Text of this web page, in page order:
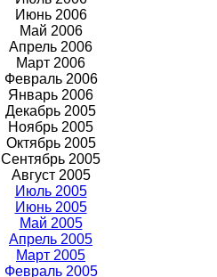
Июнь 2006
Май 2006
Апрель 2006
Март 2006
Февраль 2006
Январь 2006
Декабрь 2005
Ноябрь 2005
Октябрь 2005
Сентябрь 2005
Август 2005
Июль 2005
Июнь 2005
Май 2005
Апрель 2005
Март 2005
Февраль 2005